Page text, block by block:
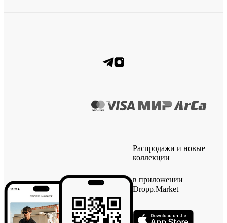
Распродажи и новые
коллекции
в приложении
Dropp.Market